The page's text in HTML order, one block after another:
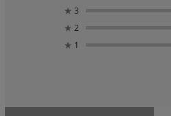
★ 3
★ 2
★ 1